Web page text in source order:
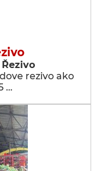
rezivo ako
…